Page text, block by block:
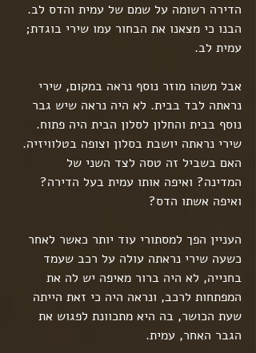
הדירה רשומה על שמם של עמית והדס לב.
הבנו כי מצאנו את הבחור עמו שירי בוגדת;
עמית לב.
אבל משהו מוזר נוסף נראה במקום, שירי
נראתה לבד בבית. לא היה נראה שיש גבר
נוסף בבית והחלון לסלון הבית היה פתוח.
שירי נראתה יושבת בסלון וצופה בטלוויזיה.
האם בשביל זה טסה לצד השני של
המדינה? ואיפה אותו עמית בעל הדירה?
ואיפה אשתו הדס?
העניין הפך למסתורי עוד יותר כאשר לאחר
כשעה שירי נראתה עולה על רכב שעמד
בחנייה, לא היה ברור מאיפה יש לה את
המפתחות לרכב, ונראה היה כי זאת הייתה
שעת הכושר, בה היא מתכוונת לפגוש את
הגבר האחר, עמית.